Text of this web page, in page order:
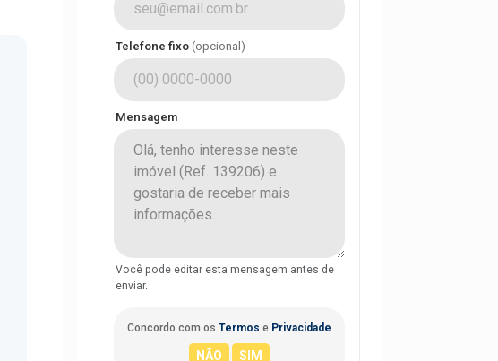
Telefone fixo (opcional)
Mensagem
Você pode editar esta mensagem antes de
enviar.
Concordo com os Termos e Privacidade